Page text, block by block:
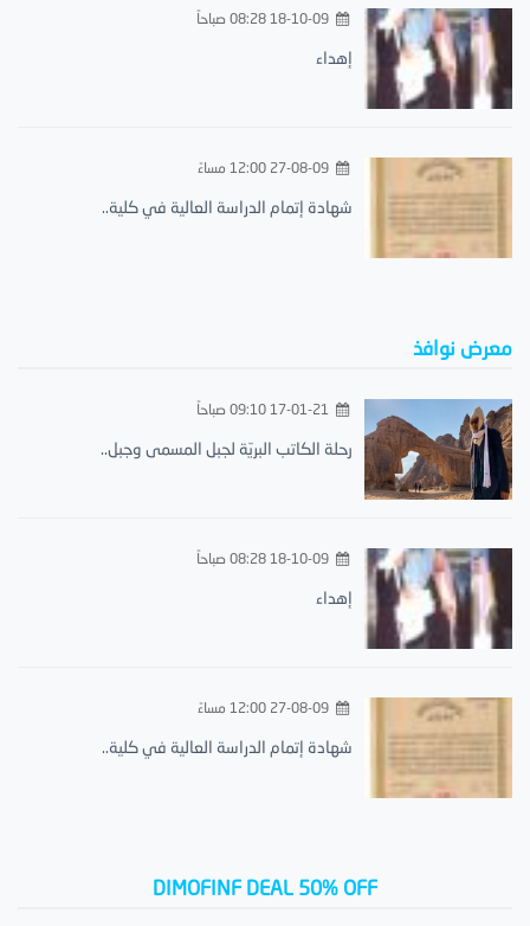
18-10-09 08:28 صباحاً
إهداء
27-08-09 12:00 مساءً
شهادة إتمام الدراسة العالية في كلية..
معرض نوافذ
17-01-21 09:10 صباحاً
رحلة الكاتب البريّة لجبل المسمى وجبل..
18-10-09 08:28 صباحاً
إهداء
27-08-09 12:00 مساءً
شهادة إتمام الدراسة العالية في كلية..
DIMOFINF DEAL 50% OFF